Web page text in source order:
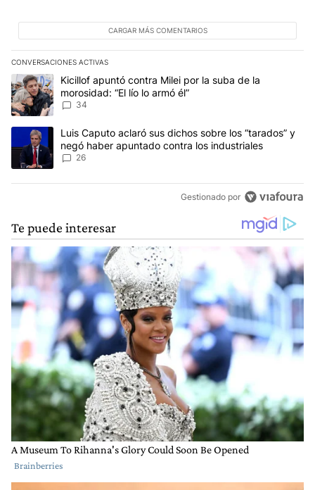
CARGAR MÁS COMENTARIOS
CONVERSACIONES ACTIVAS
Este listado muestra los artículos con más comentarios en los
Un artículo de tendencia con el título "Kicillof apuntó contra Milei
Kicillof apuntó contra Milei por la suba de la
morosidad: “El lío lo armó él”
34
Un artículo de tendencia con el título "Luis Caputo aclaró sus
Luis Caputo aclaró sus dichos sobre los “tarados” y
negó haber apuntado contra los industriales
26
Gestionado por